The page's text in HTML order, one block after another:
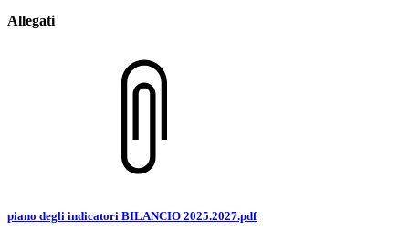
Allegati
piano degli indicatori BILANCIO 2025.2027.pdf